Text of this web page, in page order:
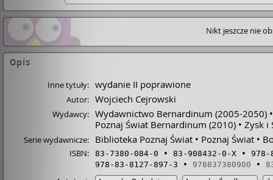
Nikt jeszcze nie
Opis
Inne tytuły: wydanie II poprawione
Autor: Wojciech Cejrowski
Wydawcy: Wydawnictwo Bernardinum (2005-2050)
Poznaj Świat Bernardinum (2010) Zysk i
Serie wydawnicze: Biblioteka Poznaj Świat Poznaj Świat
ISBN: 83-7380-084-0 83-908432-0-X
978-
978-83-8127-897-3
978837380900